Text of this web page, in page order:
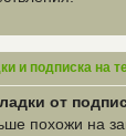
и подписка на
от
похожи на